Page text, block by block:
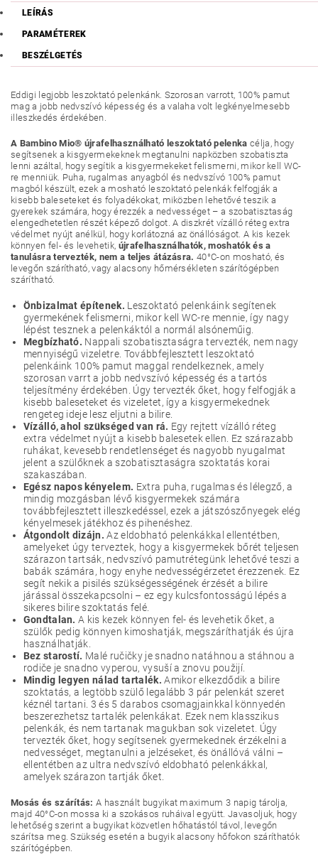
LEÍRÁS
PARAMÉTEREK
BESZÉLGETÉS
Eddigi legjobb leszoktató pelenkánk. Szorosan varrott, 100% pamut
mag a jobb nedvszívó képesség és a valaha volt legkényelmesebb
illeszkedés érdekében.
A Bambino Mio® újrafelhasználható leszoktató pelenka célja, hogy
segítsenek a kisgyermekeknek megtanulni napközben szobatiszta
lenni azáltal, hogy segítik a kisgyermekeket felismerni, mikor kell WC-
re menniük. Puha, rugalmas anyagból és nedvszívó 100% pamut
magból készült, ezek a mosható leszoktató pelenkák felfogják a
kisebb baleseteket és folyadékokat, miközben lehetővé teszik a
gyerekek számára, hogy érezzék a nedvességet – a szobatisztaság
elengedhetetlen részét képező dolgot. A diszkrét vízálló réteg extra
védelmet nyújt anélkül, hogy korlátozná az önállóságot. A kis kezek
könnyen fel- és levehetik, újrafelhasználhatók, moshatók és a
tanulásra tervezték, nem a teljes átázásra. 40°C-on mosható, és
levegőn szárítható, vagy alacsony hőmérsékleten szárítógépben
szárítható.
Önbizalmat építenek. Leszoktató pelenkáink segítenek
gyermekének felismerni, mikor kell WC-re mennie, így nagy
lépést tesznek a pelenkáktól a normál alsóneműig.
Megbízható. Nappali szobatisztaságra tervezték, nem nagy
mennyiségű vizeletre. Továbbfejlesztett leszoktató
pelenkáink 100% pamut maggal rendelkeznek, amely
szorosan varrt a jobb nedvszívó képesség és a tartós
teljesítmény érdekében. Úgy tervezték őket, hogy felfogják a
kisebb baleseteket és vizeletet, így a kisgyermekednek
rengeteg ideje lesz eljutni a bilire.
Vízálló, ahol szükséged van rá. Egy rejtett vízálló réteg
extra védelmet nyújt a kisebb balesetek ellen. Ez szárazabb
ruhákat, kevesebb rendetlenséget és nagyobb nyugalmat
jelent a szülőknek a szobatisztaságra szoktatás korai
szakaszában.
Egész napos kényelem. Extra puha, rugalmas és lélegző, a
mindig mozgásban lévő kisgyermekek számára
továbbfejlesztett illeszkedéssel, ezek a játszószőnyegek elég
kényelmesek játékhoz és pihenéshez.
Átgondolt dizájn. Az eldobható pelenkákkal ellentétben,
amelyeket úgy terveztek, hogy a kisgyermekek bőrét teljesen
szárazon tartsák, nedvszívó pamutrétegünk lehetővé teszi a
babák számára, hogy enyhe nedvességérzetet érezzenek. Ez
segít nekik a pisilés szükségességének érzését a bilire
járással összekapcsolni – ez egy kulcsfontosságú lépés a
sikeres bilire szoktatás felé.
Gondtalan. A kis kezek könnyen fel- és levehetik őket, a
szülők pedig könnyen kimoshatják, megszáríthatják és újra
használhatják.
Bez starostí. Malé ručičky je snadno natáhnou a stáhnou a
rodiče je snadno vyperou, vysuší a znovu použijí.
Mindig legyen nálad tartalék.Amikor elkezdődik a bilire
szoktatás, a legtöbb szülő legalább 3 pár pelenkát szeret
kéznél tartani. 3 és 5 darabos csomagjainkkal könnyedén
beszerezhetsz tartalék pelenkákat. Ezek nem klasszikus
pelenkák, és nem tartanak magukban sok vizeletet. Úgy
tervezték őket, hogy segítsenek gyermekednek érzékelni a
nedvességet, megtanulni a jelzéseket, és önállóvá válni –
ellentétben az ultra nedvszívó eldobható pelenkákkal,
amelyek szárazon tartják őket.
Mosás és szárítás:A használt bugyikat maximum 3 napig tárolja,
majd 40°C-on mossa ki a szokásos ruháival együtt. Javasoljuk, hogy
lehetőség szerint a bugyikat közvetlen hőhatástól távol, levegőn
szárítsa meg. Szükség esetén a bugyik alacsony hőfokon száríthatók
szárítógépben.